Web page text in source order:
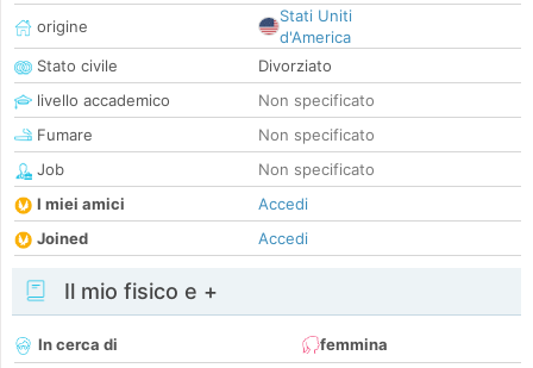
origine
Stati Uniti
d'America
Stato civile
Divorziato
livello accademico
Non specificato
Fumare
Non specificato
Job
Non specificato
I miei amici
Accedi
Joined
Accedi
Il mio fisico e +
In cerca di
femmina